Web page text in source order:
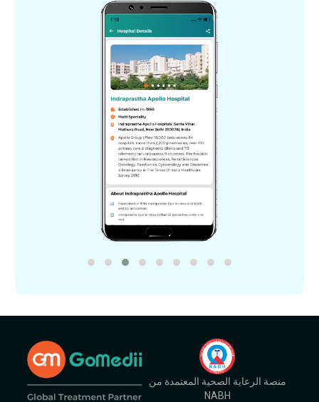
منصة الرعاية الصحية المعتمدة من
NABH